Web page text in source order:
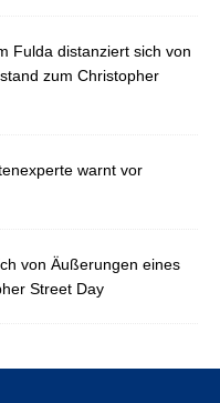
Fulda distanziert sich von
zum Christopher
warnt vor
von Äußerungen eines
Street Day